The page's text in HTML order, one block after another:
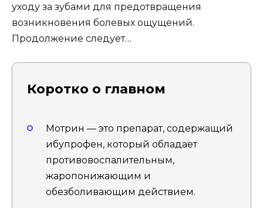
уходу за зубами для предотвращения
возникновения болевых ощущений.
Продолжение следует…
Коротко о главном
Мотрин — это препарат, содержащий
ибупрофен, который обладает
противовоспалительным,
жаропонижающим и
обезболивающим действием.